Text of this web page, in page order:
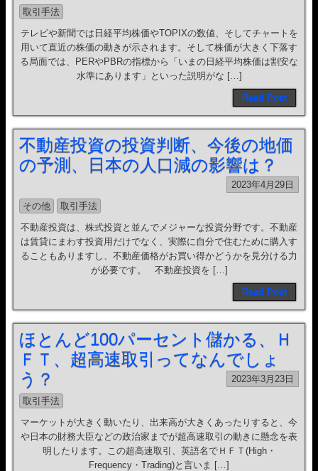
取引手法
テレビや新聞では日経平均株価やTOPIXの数値、そしてチャートを
用いて直近の株価の動きが示されます。そして株価が大きく下落す
る局面では、PERやPBRの指標から「いまの日経平均株価は割安な
水準にあります」といった説明がな […]
Read Post
不動産投資の投資判断、今後の地価
の予測、日本の人口減の影響は？
2023年4月29日
その他
取引手法
不動産投資は、株式投資と並んでメジャーな投資分野です。不動産
は賃貸にまわす投資用だけでなく、実際に自分で住むために購入す
ることもありますし、不動産価格がお買い得かどうかを見分ける力
が必要です。 不動産投資を […]
Read Post
ほとんど100パーセント儲かる、Ｈ
ＦＴ、超高速取引ってなんでしょ
う？
2023年3月23日
取引手法
マーケットが大きく動いたり、出来高が大きくあったりすると、今
や日本の財務大臣などの政治家までが超高速取引の動きに懸念を表
明したります。この超高速取引、英語名でＨＦＴ(High・
Frequency・Trading)と言いま […]